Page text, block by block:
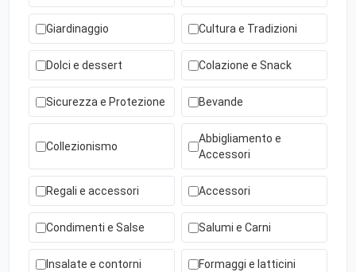
Giardinaggio Cultura e Tradizioni
Dolci e dessert Colazione e Snack
Sicurezza e Protezione Bevande
Collezionismo
Abbigliamento e
Accessori
Regali e accessori Accessori
Condimenti e Salse Salumi e Carni
Insalate e contorni Formaggi e latticini